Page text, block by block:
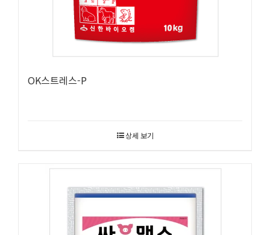
OK스트레스-P
상세 보기